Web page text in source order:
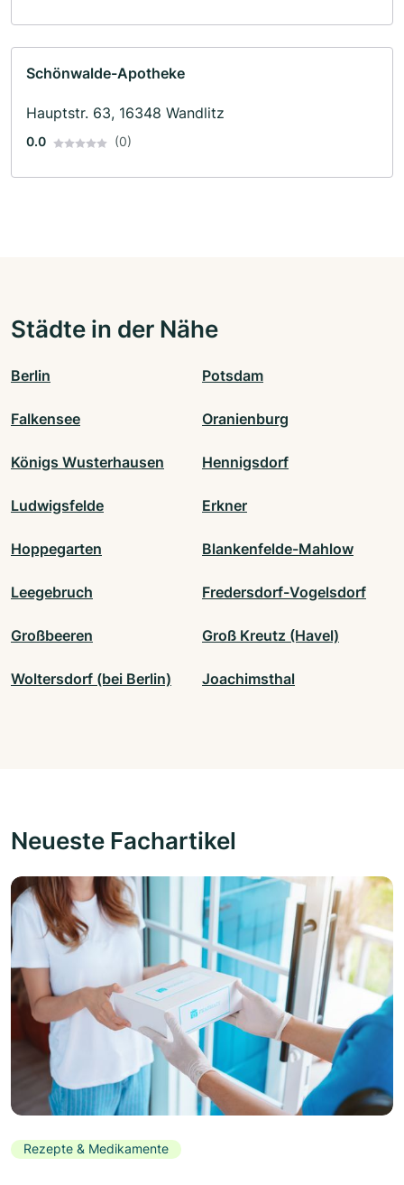
Schönwalde-Apotheke
Hauptstr. 63, 16348 Wandlitz
0.0 (0)
Städte in der Nähe
Berlin Potsdam
Falkensee Oranienburg
Königs Wusterhausen Hennigsdorf
Ludwigsfelde Erkner
Hoppegarten Blankenfelde-Mahlow
Leegebruch Fredersdorf-Vogelsdorf
Großbeeren Groß Kreutz (Havel)
Woltersdorf (bei Berlin) Joachimsthal
Neueste Fachartikel
Rezepte & Medikamente